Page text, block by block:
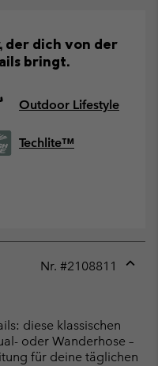
der dich von der
bringt.
Outdoor Lifestyle
Techlite™
Nr. #2108811
diese klassischen
oder Wanderhose –
für deine täglichen